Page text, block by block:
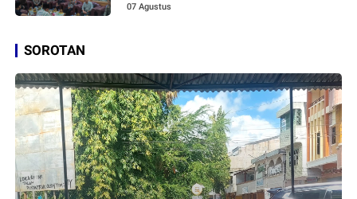
07 Agustus
SOROTAN